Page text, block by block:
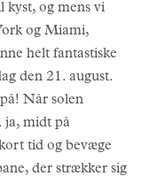
kyst, og mens vi
og Miami,
helt fantastiske
den 21. august.
Når solen
ja, midt på
tid og bevæge
der strækker sig